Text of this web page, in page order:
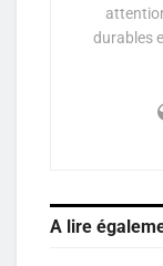
durables
A lire